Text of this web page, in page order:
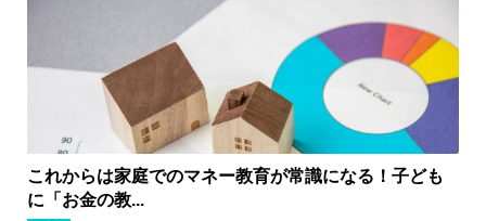
これからは家庭でのマネー教育が常識になる！子ども
に「お金の教...